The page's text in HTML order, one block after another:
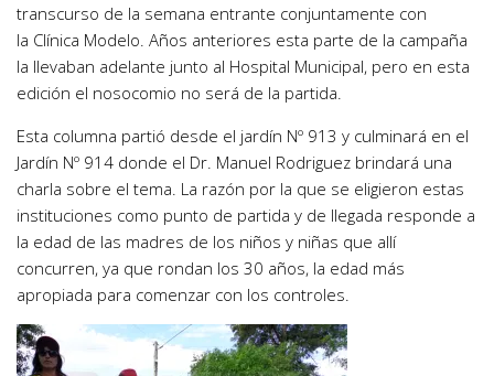
transcurso de la semana entrante conjuntamente con
la Clínica Modelo. Años anteriores esta parte de la campaña
la llevaban adelante junto al Hospital Municipal, pero en esta
edición el nosocomio no será de la partida.
Esta columna partió desde el jardín Nº 913 y culminará en el
Jardín Nº 914 donde el Dr. Manuel Rodriguez brindará una
charla sobre el tema. La razón por la que se eligieron estas
instituciones como punto de partida y de llegada responde a
la edad de las madres de los niños y niñas que allí
concurren, ya que rondan los 30 años, la edad más
apropiada para comenzar con los controles.